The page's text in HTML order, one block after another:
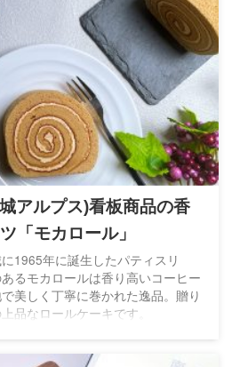
アルプス)看板商品の香
「モカロール」
1965年に誕生したパティスリ
るモカロールは香り高いコーヒー
美しく丁寧に巻かれた逸品。贈り
品なロールケーキです。